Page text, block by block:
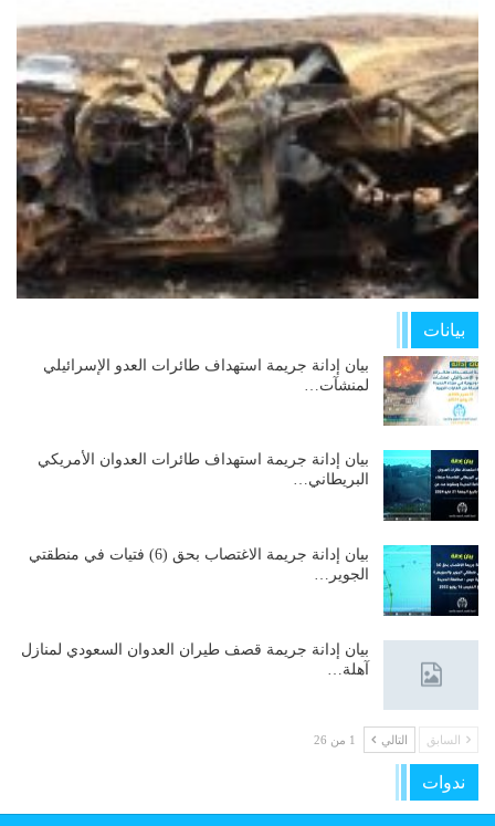
بيانات
بيان إدانة جريمة استهداف طائرات العدو الإسرائيلي
لمنشآت…
بيان إدانة جريمة استهداف طائرات العدوان الأمريكي
البريطاني…
بيان إدانة جريمة الاغتصاب بحق (6) فتيات في منطقتي
الجوير…
بيان إدانة جريمة قصف طيران العدوان السعودي لمنازل
آهلة…
السابق التالي 1 من 26
ندوات